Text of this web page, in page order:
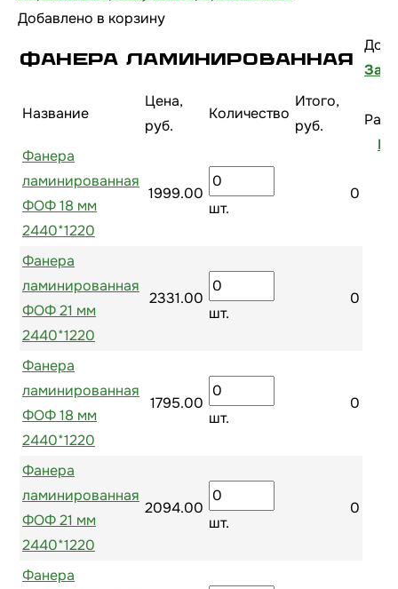
Добавлено в корзину
Фанера ламинированная
Название
Цена,
руб.
Количество
Итого,
руб.
Фанера
ламинированная
ФОФ 18 мм
2440*1220
1999.00
шт.
0
Фанера
ламинированная
ФОФ 21 мм
2440*1220
2331.00
шт.
0
Фанера
ламинированная
ФОФ 18 мм
2440*1220
1795.00
шт.
0
Фанера
ламинированная
ФОФ 21 мм
2440*1220
2094.00
шт.
0
Фанера